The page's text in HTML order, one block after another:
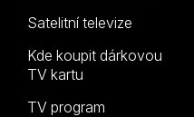
Satelitní televize
Kde koupit dárkovou
TV kartu
TV program